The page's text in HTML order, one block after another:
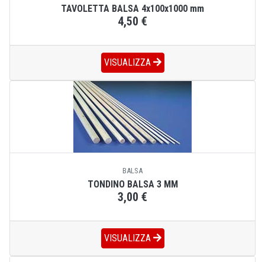
TAVOLETTA BALSA 4x100x1000 mm
4,50 €
VISUALIZZA
BALSA
TONDINO BALSA 3 MM
3,00 €
VISUALIZZA